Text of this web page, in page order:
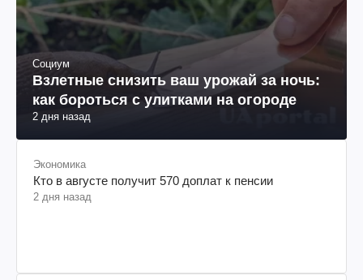
Социум
Взлетные снизить ваш урожай за ночь:
как бороться с улитками на огороде
2 дня назад
Экономика
Кто в августе получит 570 доплат к пенсии
2 дня назад